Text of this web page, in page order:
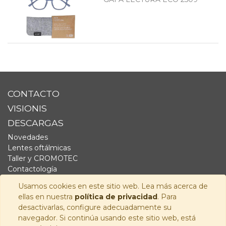
Usamos cookies en este sitio web. Lea más acerca de
ellas en nuestra política de privacidad. Para
desactivarlas, configure adecuadamente su
navegador. Si continúa usando este sitio web, está
CONTACTO
VISIONIS
DESCARGAS
Novedades
Lentes oftálmicas
Taller y CROMOTEC
Contactología
Fornitura
Audiología
SÍGUENOS